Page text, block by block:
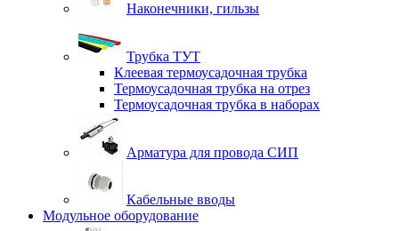
Наконечники, гильзы
Трубка ТУТ
Клеевая термоусадочная трубка
Термоусадочная трубка на отрез
Термоусадочная трубка в наборах
Арматура для провода СИП
Кабельные вводы
Модульное оборудование